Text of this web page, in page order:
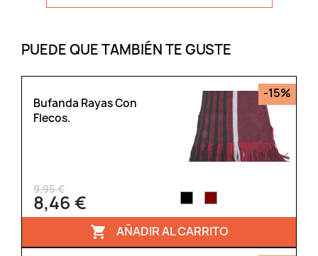
PUEDE QUE TAMBIÉN TE GUSTE
Bufanda Rayas Con
Flecos.
9,95 €
8,46 €
-15%
 AÑADIR AL CARRITO